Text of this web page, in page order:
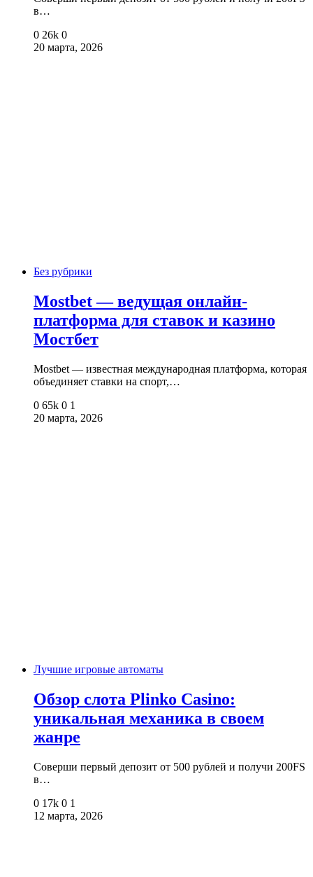
в…
0 26k 0
20 марта, 2026
Без рубрики
Mostbet — ведущая онлайн-
платформа для ставок и казино
Мостбет
Mostbet — известная международная платформа, которая
объединяет ставки на спорт,…
0 65k 0 1
20 марта, 2026
Лучшие игровые автоматы
Обзор слота Plinko Casino:
уникальная механика в своем
жанре
Соверши первый депозит от 500 рублей и получи 200FS
в…
0 17k 0 1
12 марта, 2026